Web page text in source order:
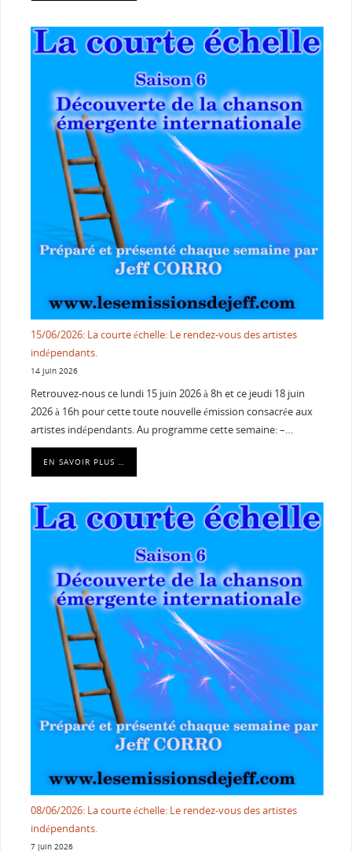
15/06/2026: La courte échelle: Le rendez-vous des artistes
indépendants.
14 juin 2026
Retrouvez-nous ce lundi 15 juin 2026 à 8h et ce jeudi 18 juin
2026 à 16h pour cette toute nouvelle émission consacrée aux
artistes indépendants. Au programme cette semaine: –…
EN SAVOIR PLUS …
08/06/2026: La courte échelle: Le rendez-vous des artistes
indépendants.
7 juin 2026